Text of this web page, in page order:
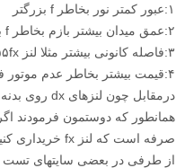
۱:عبور کمتر نور بخاطر f بزرگتر
۲:عمق میدان بیشتر بازم بخاطر f بزرگتر
۳:فاصله کانونی بیشتر مثلا لنز ۵۵fx رو dx در حدود ۸۵ عکس برداری میکنه
۴:قیمت بیشتر بخاطر عدم موتور فکوس در مدل های عادی
همانطور که دوستمون فرمودند
صرفه است که لنز fx خریداری کنید .